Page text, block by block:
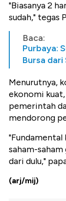
"Biasanya 2
sudah," tegas
Baca:
Purbaya:
Bursa dari
Menurutnya,
ekonomi
pemerintah
mendorong
"Fundamental
saham-saham
dari dulu,"
(arj/mij)